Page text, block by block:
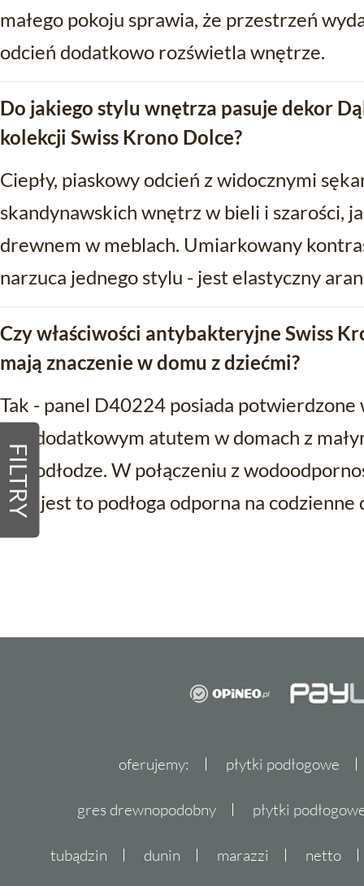
FILTRY
małego pokoju sprawia, że przestrzeń
odcień dodatkowo rozświetla wnętrze.
Do jakiego stylu wnętrza pasuje dekor
kolekcji Swiss Krono Dolce?
Ciepły, piaskowy odcień z widocznymi
skandynawskich wnętrz w bieli i szarości,
drewnem w meblach. Umiarkowany
narzuca jednego stylu - jest elastyczny
Czy właściwości antybakteryjne Swiss
mają znaczenie w domu z dziećmi?
Tak - panel D40224 posiada
jest dodatkowym atutem w domach z
na podłodze. W połączeniu z
AC5 jest to podłoga odporna na
oferujemy: płytki podłogowe
gres drewnopodobny płytki
tubądzin dunin marazzi netto